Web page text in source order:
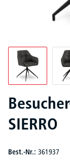
SIERRO
Best.-Nr.: 361937